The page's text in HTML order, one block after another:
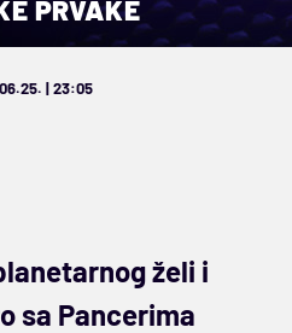
PRVAKE
| 23:05
želi i
sa Pancerima